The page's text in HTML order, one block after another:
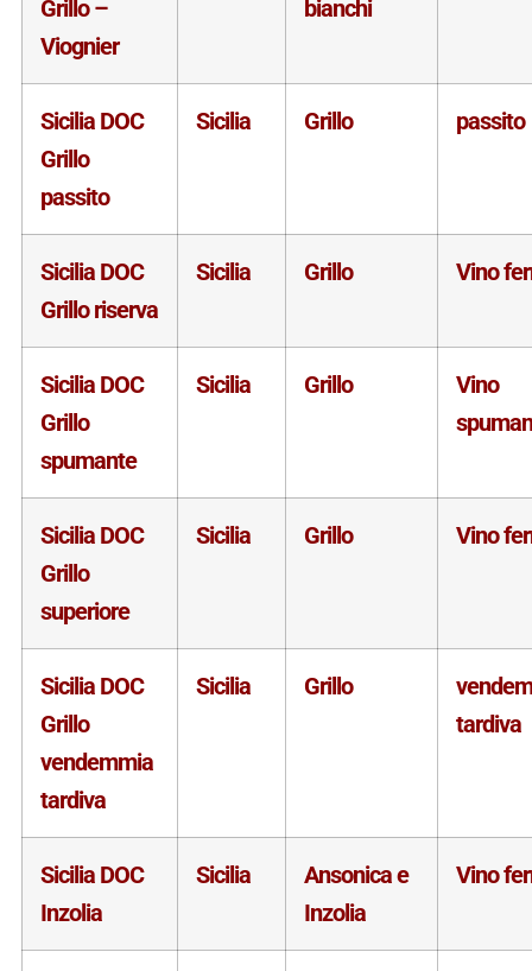
Grillo –
Viognier
bianchi
Sicilia DOC
Grillo
passito
Sicilia Grillo passito
Sicilia DOC
Grillo riserva
Sicilia Grillo Vino
Sicilia DOC
Grillo
spumante
Sicilia Grillo
Vino
Sicilia DOC
Grillo
superiore
Sicilia Grillo Vino
Sicilia DOC
Grillo
vendemmia
tardiva
Sicilia Grillo
tardiva
Sicilia DOC
Inzolia
Sicilia
Ansonica e
Inzolia
Vino